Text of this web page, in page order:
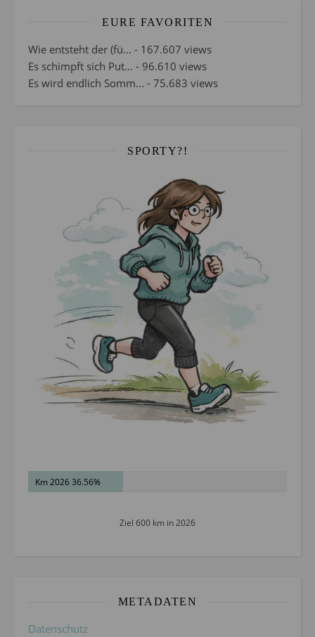
EURE FAVORITEN
Wie entsteht der (fü... - 167.607 views
Es schimpft sich Put... - 96.610 views
Es wird endlich Somm... - 75.683 views
SPORTY?!
Km 2026 36.56%
Ziel 600 km in 2026
METADATEN
Datenschutz